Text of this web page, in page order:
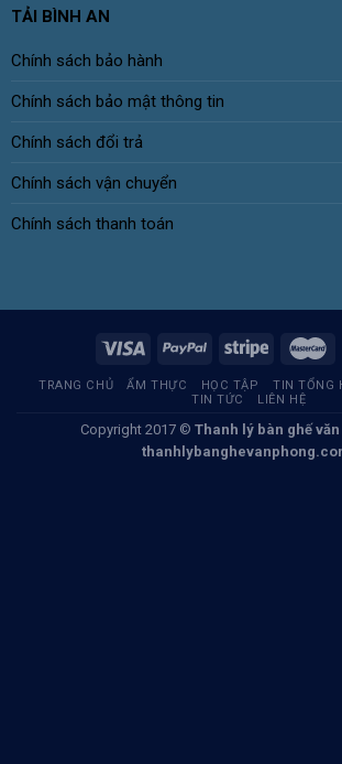
TẢI BÌNH AN
Chính sách bảo hành
Chính sách bảo mật thông tin
Chính sách đổi trả
Chính sách vận chuyển
Chính sách thanh toán
TRANG CHỦ ẨM THỰC HỌC TẬP TIN TỔNG
TIN TỨC
LIÊN HỆ
Copyright 2017 © Thanh lý bàn ghế